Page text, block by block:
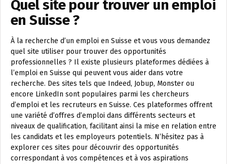
Quel site pour trouver un emploi
en Suisse ?
À la recherche d’un emploi en Suisse et vous vous demandez
quel site utiliser pour trouver des opportunités
professionnelles ? Il existe plusieurs plateformes dédiées à
l’emploi en Suisse qui peuvent vous aider dans votre
recherche. Des sites tels que Indeed, Jobup, Monster ou
encore LinkedIn sont populaires parmi les chercheurs
d’emploi et les recruteurs en Suisse. Ces plateformes offrent
une variété d’offres d’emploi dans différents secteurs et
niveaux de qualification, facilitant ainsi la mise en relation entre
les candidats et les employeurs potentiels. N’hésitez pas à
explorer ces sites pour découvrir des opportunités
correspondant à vos compétences et à vos aspirations